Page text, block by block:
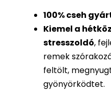
100%cseh
Kiemel a
stresszoldó,
remek
feltölt,
gyönyörködtet.